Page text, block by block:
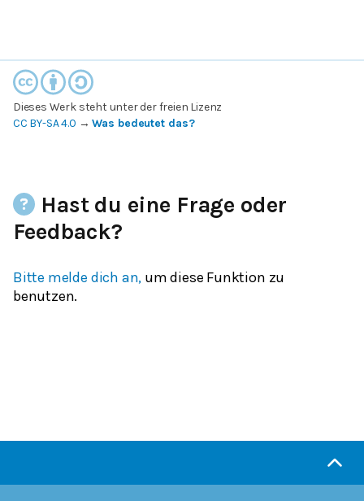
Dieses Werk steht unter der freien Lizenz
CC BY-SA 4.0 →Was bedeutet das?
Hast du eine Frage oder
Feedback?
Bitte melde dich an, um diese Funktion zu
benutzen.